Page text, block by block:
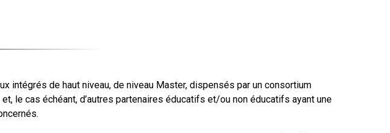
intégrés de haut niveau, de niveau Master, dispensés par un consortium
le cas échéant, d’autres partenaires éducatifs et/ou non éducatifs ayant une